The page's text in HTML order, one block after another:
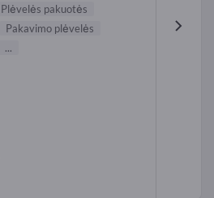
Plėvelės pakuotės
Pakavimo plėvelės
...